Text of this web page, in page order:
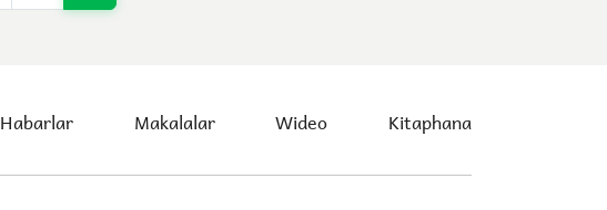
Habarlar Makalalar Wideo Kitaphana